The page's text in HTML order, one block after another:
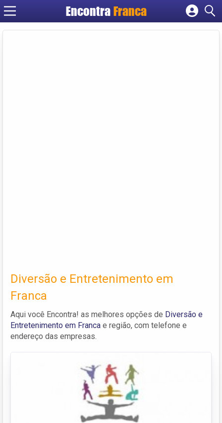
Encontra Franca
Cadastrar empresa
Diversão e Entretenimento em
Franca
Aqui você Encontra! as melhores opções de Diversão e
Entretenimento em Franca e região, com telefone e
endereço das empresas.